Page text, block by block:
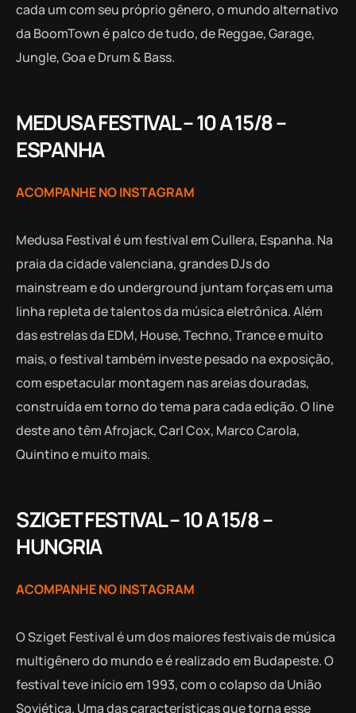
cada um com seu próprio gênero, o mundo alternativo
da BoomTown é palco de tudo, de Reggae, Garage,
Jungle, Goa e Drum & Bass.
MEDUSA FESTIVAL – 10 A 15/8 –
ESPANHA
ACOMPANHE NO INSTAGRAM
Medusa Festival é um festival em Cullera, Espanha. Na
praia da cidade valenciana, grandes DJs do
mainstream e do underground juntam forças em uma
linha repleta de talentos da música eletrônica. Além
das estrelas da EDM, House, Techno, Trance e muito
mais, o festival também investe pesado na exposição,
com espetacular montagem nas areias douradas,
construída em torno do tema para cada edição. O line
deste ano têm Afrojack, Carl Cox, Marco Carola,
Quintino e muito mais.
SZIGET FESTIVAL – 10 A 15/8 –
HUNGRIA
ACOMPANHE NO INSTAGRAM
O Sziget Festival é um dos maiores festivais de música
multigênero do mundo e é realizado em Budapeste. O
festival teve início em 1993, com o colapso da União
Soviética. Uma das características que torna esse